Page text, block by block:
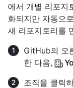
에서 개별 리포지
화되지만 자동으
새 리포지토리를
GitHub의 오
한 다음,
조직을 클릭